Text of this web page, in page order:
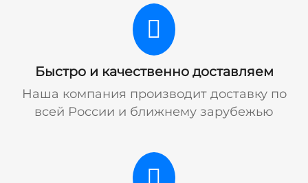
Быстро и качественно доставляем
Наша компания производит доставку по
всей России и ближнему зарубежью